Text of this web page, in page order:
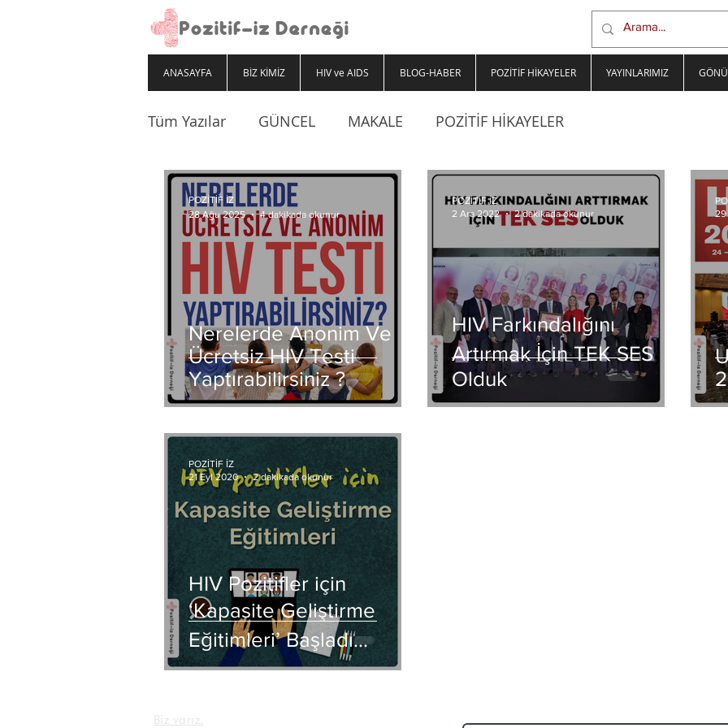
Tüm Yazılar GÜNCEL MAKALE POZİTİF HİKAYELER
Nerelerde Anonim Ve
Ücretsiz HIV Testi
Yaptırabilirsiniz ?
POZİTİF İZ
28 Ağu 2025
4 dakikada okunur
HIV Farkındalığını
Artırmak İçin TEK SES
Olduk
POZİTİF İZ
2 Ara 2022
2 dakikada okunur
29
HIV Pozitifler için
‘Kapasite Geliştirme
Eğitimleri’ Başladı…
POZİTİF İZ
21 Eyl 2020
2 dakikada okunur
ANASAYFA BİZ KİMİZ HIV ve AIDS BLOG-HABER POZİTİF HİKAYELER YAYINLARIMIZ
Biz varız.